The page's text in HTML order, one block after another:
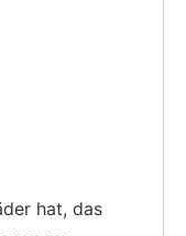
hat, das